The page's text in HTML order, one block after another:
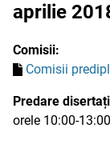
aprilie
Comisii:
Comisii
Predare
orele 10:00-